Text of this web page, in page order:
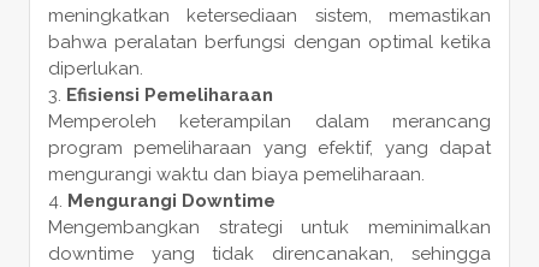
meningkatkan ketersediaan sistem, memastikan
bahwa peralatan berfungsi dengan optimal ketika
diperlukan.
Efisiensi Pemeliharaan
Memperoleh keterampilan dalam merancang
program pemeliharaan yang efektif, yang dapat
mengurangi waktu dan biaya pemeliharaan.
Mengurangi Downtime
Mengembangkan strategi untuk meminimalkan
downtime yang tidak direncanakan, sehingga